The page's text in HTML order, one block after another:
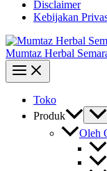
Disclaimer
Kebijakan
Mumtaz Herbal
Toko
Produk
Oleh